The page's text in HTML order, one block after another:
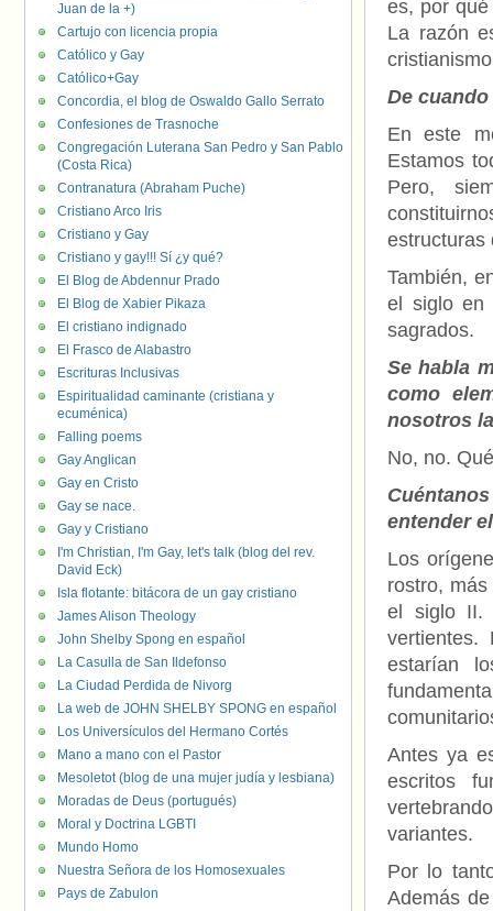
es, por
La razón
De
En este
Estamos
Pero,
estructuras
También,
el siglo en
sagrados.
Se habla
como
nosotros
No, no.
entender
Los
rostro,
el siglo II.
vertientes.
estarían
Antes ya
escritos
variantes.
Por lo
Además
Juan de la +)
Cartujo con licencia propia
Católico y Gay
Católico+Gay
Concordia, el blog de Oswaldo Gallo Serrato
Confesiones de Trasnoche
Congregación Luterana San Pedro y San Pablo
(Costa Rica)
Contranatura (Abraham Puche)
Cristiano Arco Iris
Cristiano y Gay
Cristiano y gay!!! Sí ¿y qué?
El Blog de Abdennur Prado
El Blog de Xabier Pikaza
El cristiano indignado
El Frasco de Alabastro
Escrituras Inclusivas
Espiritualidad caminante (cristiana y
ecuménica)
Falling poems
Gay Anglican
Gay en Cristo
Gay se nace.
Gay y Cristiano
I'm Christian, I'm Gay, let's talk (blog del rev.
David Eck)
Isla flotante: bitácora de un gay cristiano
James Alison Theology
John Shelby Spong en español
La Casulla de San Ildefonso
La Ciudad Perdida de Nivorg
La web de JOHN SHELBY SPONG en español
Los Universículos del Hermano Cortés
Mano a mano con el Pastor
Mesoletot (blog de una mujer judía y lesbiana)
Moradas de Deus (portugués)
Moral y Doctrina LGBTI
Mundo Homo
Nuestra Señora de los Homosexuales
Pays de Zabulon